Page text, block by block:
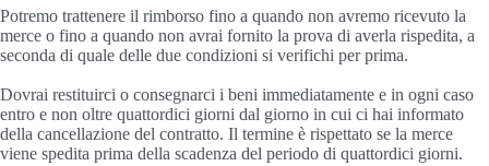
Potremo trattenere il rimborso fino a quando non avremo ricevuto la
merce o fino a quando non avrai fornito la prova di averla rispedita, a
seconda di quale delle due condizioni si verifichi per prima.
Dovrai restituirci o consegnarci i beni immediatamente e in ogni caso
entro e non oltre quattordici giorni dal giorno in cui ci hai informato
della cancellazione del contratto. Il termine è rispettato se la merce
viene spedita prima della scadenza del periodo di quattordici giorni.